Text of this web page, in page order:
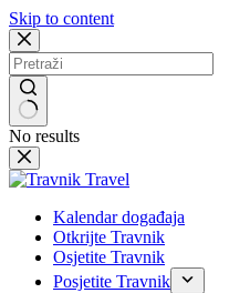
Skip to content
No results
Kalendar događaja
Otkrijte Travnik
Osjetite Travnik
Posjetite Travnik